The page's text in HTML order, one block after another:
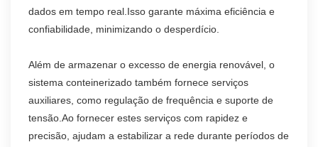
dados em tempo real.Isso garante máxima eficiência e
confiabilidade, minimizando o desperdício.
Além de armazenar o excesso de energia renovável, o
sistema conteinerizado também fornece serviços
auxiliares, como regulação de frequência e suporte de
tensão.Ao fornecer estes serviços com rapidez e
precisão, ajudam a estabilizar a rede durante períodos de